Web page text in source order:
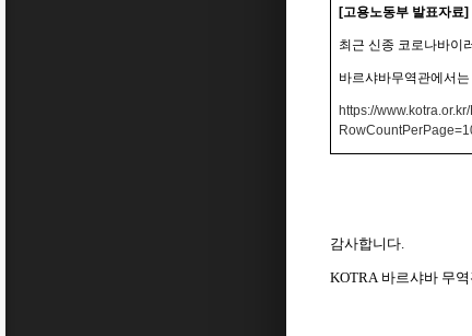
[고용노동부 발표자료]
최근 신종 코로나바이
바르샤바무역관에서
https://
감사합니다.
KOTRA 바르샤바 무